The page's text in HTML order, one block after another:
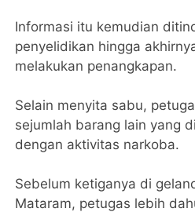
Informasi itu kemudian
penyelidikan hingga
melakukan penangkapan.
‎Selain menyita sabu,
sejumlah barang lain yang
dengan aktivitas narkoba.
Sebelum ketiganya di
Mataram, petugas lebih